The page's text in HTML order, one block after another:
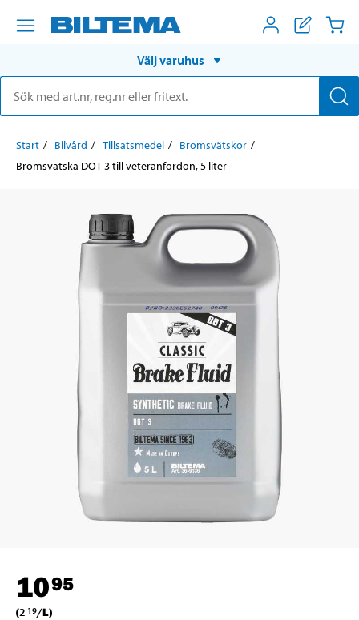
Välj varuhus
Start Bilvård Tillsatsmedel
Bromsvätskor
Bromsvätska DOT 3 till veteranfordon, 5 liter
1095
(2 19/L)